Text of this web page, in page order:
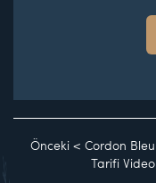
Önceki < Cordon Bleu
Tarifi Video